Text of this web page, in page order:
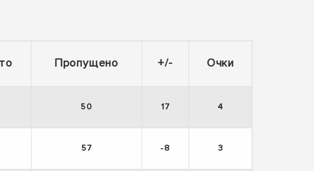
Пропущено +/- Очки
50 17 4
57 -8 3